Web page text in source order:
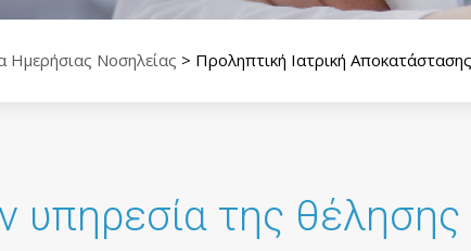
Ημερήσιας Νοσηλείας > Προληπτική Ιατρική Αποκατάστασης
υπηρεσία της θέλησης